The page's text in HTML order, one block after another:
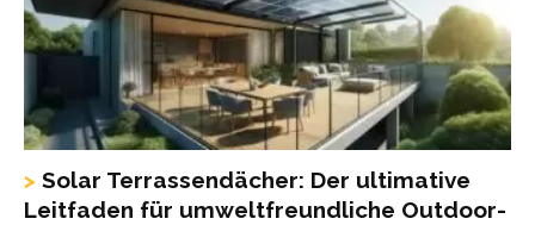
Solar Terrassendächer: Der ultimative
Leitfaden für umweltfreundliche Outdoor-